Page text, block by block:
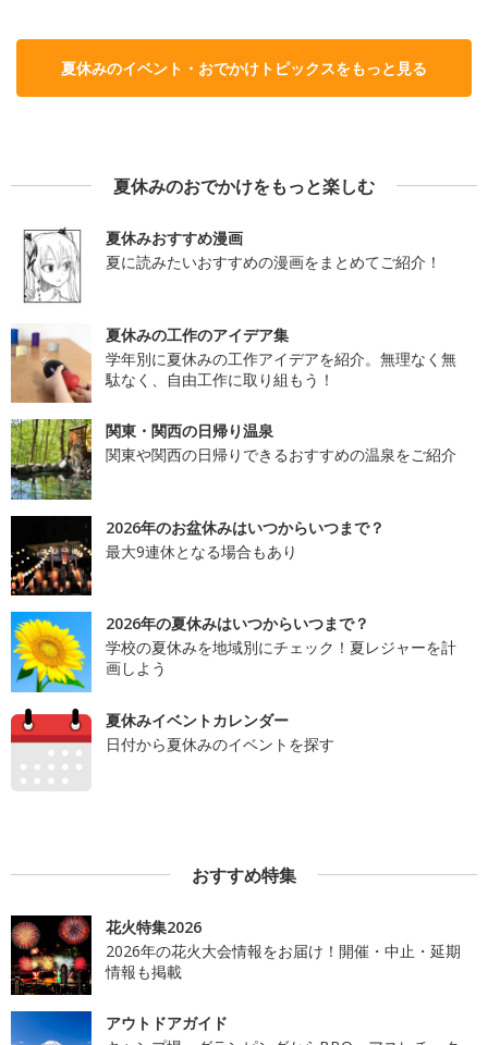
夏休みのイベント・おでかけトピックスをもっと見る
夏休みのおでかけをもっと楽しむ
夏休みおすすめ漫画
夏に読みたいおすすめの漫画をまとめてご紹介！
夏休みの工作のアイデア集
学年別に夏休みの工作アイデアを紹介。無理なく無
駄なく、自由工作に取り組もう！
関東・関西の日帰り温泉
関東や関西の日帰りできるおすすめの温泉をご紹介
2026年のお盆休みはいつからいつまで？
最大9連休となる場合もあり
2026年の夏休みはいつからいつまで？
学校の夏休みを地域別にチェック！夏レジャーを計
画しよう
夏休みイベントカレンダー
日付から夏休みのイベントを探す
おすすめ特集
花火特集2026
2026年の花火大会情報をお届け！開催・中止・延期
情報も掲載
アウトドアガイド